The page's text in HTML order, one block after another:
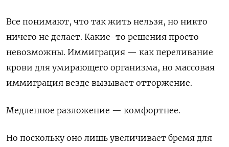
Все понимают, что так жить нельзя, но никто
ничего не делает. Какие-то решения просто
невозможны. Иммиграция — как переливание
крови для умирающего организма, но массовая
иммиграция везде вызывает отторжение.
Медленное разложение — комфортнее.
Но поскольку оно лишь увеличивает бремя для